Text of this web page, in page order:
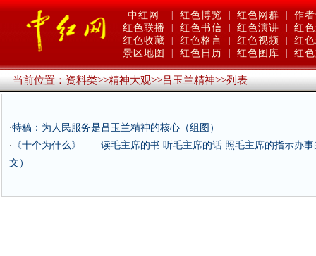
中红网 红色博览 红色网群
作
红色联播
红色书信 红色演讲
红
红色收藏
红色格言 红色视频
红
景区地图
红色日历 红色图库 红
当前位置：资料类>>精神大观>>吕玉兰精神>>列表
·特稿：为人民服务是吕玉兰精神的核心（组图）
·
《十个为什么》——读毛主席的书 听毛主席的话 照毛主席的指示办
文）